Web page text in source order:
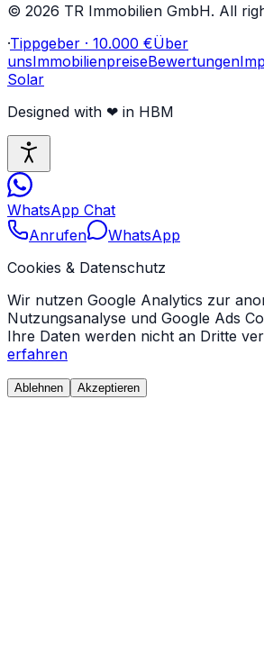
© 2026 TR Immobilien GmbH. All
·Tippgeber · 10.000 €Über
unsImmobilienpreiseBewertungen
Solar
Designed with ❤ in HBM
WhatsApp Chat
Anrufen
WhatsApp
Cookies & Datenschutz
Wir nutzen Google Analytics zur
Nutzungsanalyse und Google Ads
Ihre Daten werden nicht an Dritte
erfahren
Ablehnen Akzeptieren